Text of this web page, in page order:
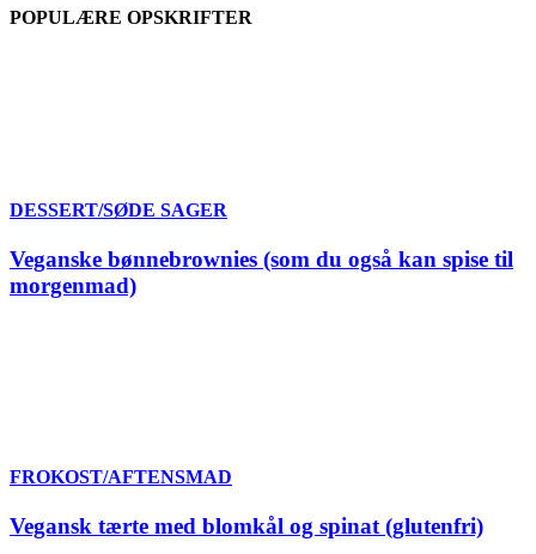
POPULÆRE OPSKRIFTER
DESSERT/SØDE SAGER
Veganske bønnebrownies (som du også kan spise til
morgenmad)
FROKOST/AFTENSMAD
Vegansk tærte med blomkål og spinat (glutenfri)